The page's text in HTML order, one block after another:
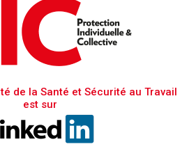
de la Santé et Sécurité au Travail
est sur